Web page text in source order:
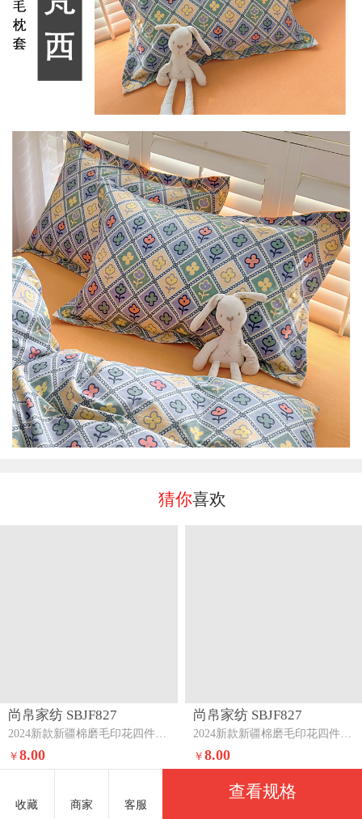
猜你喜欢
尚帛家纺 SBJF827
2024新款新疆棉磨毛印花四件套系列-单枕套雅薇-绿
￥8.00
尚帛家纺 SBJF827
2024新款新疆棉磨毛印花四件套系列-单枕套芦花-紫
￥ 8.00
收藏 商家 客服
查看规格